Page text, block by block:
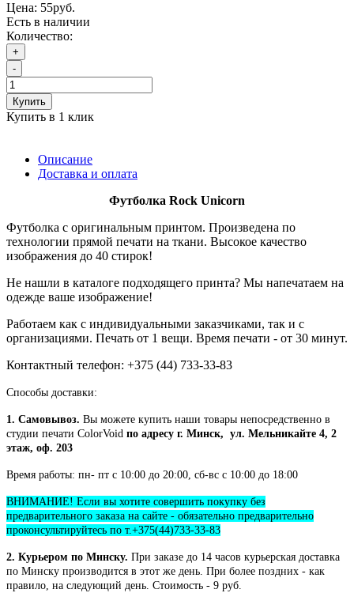
Цена: 55руб.
Есть в наличии
Количество:
+
-
Купить
Купить в 1 клик
Описание
Доставка и оплата
Футболка Rock Unicorn
Футболка с оригинальным принтом. Произведена по
технологии прямой печати на ткани. Высокое качество
изображения до 40 стирок!
Не нашли в каталоге подходящего принта? Мы напечатаем на
одежде ваше изображение!
Работаем как с индивидуальными заказчиками, так и с
организациями. Печать от 1 вещи. Время печати - от 30 минут.
Контактный телефон: +375 (44) 733-33-83
Способы доставки:
1. Самовывоз. Вы можете купить наши товары непосредственно в
студии печати ColorVoid по адресу г. Минск, ул. Мельникайте 4, 2
этаж, оф. 203
Время работы: пн- пт с 10:00 до 20:00, сб-вс с 10:00 до 18:00
ВНИМАНИЕ! Если вы хотите совершить покупку без
предварительного заказа на сайте - обязательно предварительно
проконсультируйтесь по т.+375(44)733-33-83
2. Курьером по Минску. При заказе до 14 часов курьерская доставка
по Минску производится в этот же день. При более поздних - как
правило, на следующий день. Стоимость - 9 руб.